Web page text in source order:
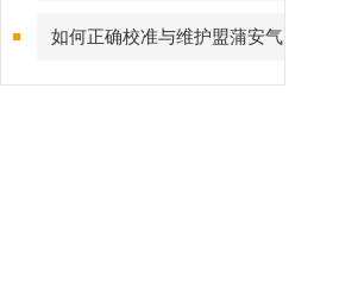
测拭子 水样涂抹棒
如何正确校准与维护盟蒲安气
体检测仪？